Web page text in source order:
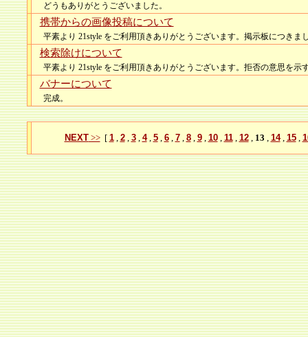
どうもありがとうございました。
携帯からの画像投稿について
平素より 21style をご利用頂きありがとうございます。掲示板につきま
検索除けについて
平素より 21style をご利用頂きありがとうございます。拒否の意思を示
バナーについて
完成。
NEXT>>[ 1, 2, 3, 4, 5, 6, 7, 8, 9, 10, 11, 12, 13 , 14, 15,